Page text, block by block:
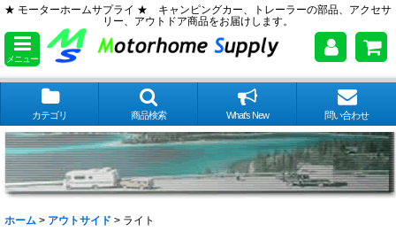
★ モーターホームサプライ ★ キャンピングカー、トレーラーの部品、アクセサ
リー、アウトドア商品をお届けします。
メニュー
カテゴリ 商品検索 What's New 問い合わせ
ホーム > アウトサイド > ライト